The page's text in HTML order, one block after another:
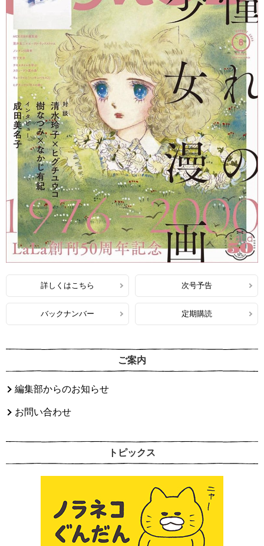
詳しくはこちら 次号予告
バックナンバー 定期購読
ご案内
編集部からのお知らせ
お問い合わせ
トピックス